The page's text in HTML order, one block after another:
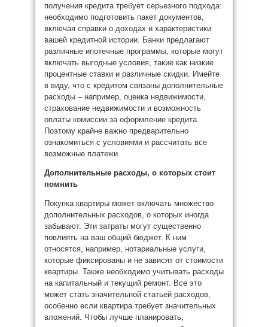
получения кредита требует серьезного подхода:
необходимо подготовить пакет документов,
включая справки о доходах и характеристики
вашей кредитной истории. Банки предлагают
различные ипотечные программы, которые могут
включать выгодные условия, такие как низкие
процентные ставки и различные скидки. Имейте
в виду, что с кредитом связаны дополнительные
расходы – например, оценка недвижимости,
страхование недвижимости и возможность
оплаты комиссии за оформление кредита.
Поэтому крайне важно предварительно
ознакомиться с условиями и рассчитать все
возможные платежи.
Дополнительные расходы, о которых стоит
помнить
Покупка квартиры может включать множество
дополнительных расходов, о которых иногда
забывают. Эти затраты могут существенно
повлиять на ваш общий бюджет. К ним
относятся, например, нотариальные услуги,
которые фиксированы и не зависят от стоимости
квартиры. Также необходимо учитывать расходы
на капитальный и текущий ремонт. Все это
может стать значительной статьей расходов,
особенно если квартира требует значительных
вложений. Чтобы лучше планировать,